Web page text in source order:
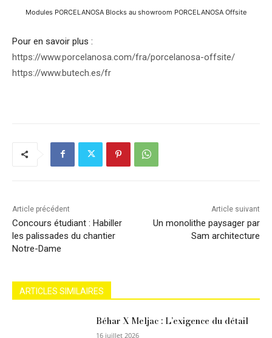
Modules PORCELANOSA Blocks au showroom PORCELANOSA Offsite
Pour en savoir plus :
https://www.porcelanosa.com/fra/porcelanosa-offsite/
https://www.butech.es/fr
Article précédent
Concours étudiant : Habiller
les palissades du chantier
Notre-Dame
Article suivant
Un monolithe paysager par
Sam architecture
ARTICLES SIMILAIRES
Béhar X Meljac : L’exigence du détail
16 juillet 2026